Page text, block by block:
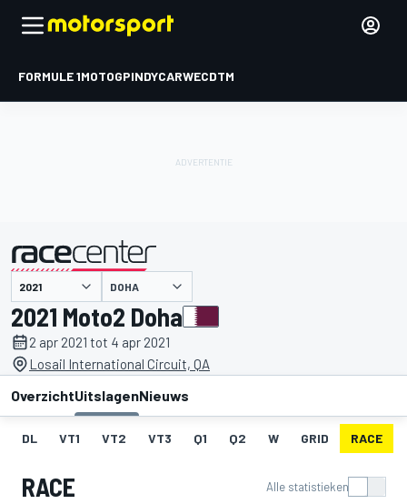
FORMULE 1MOTOGPINDYCARWECDTM
gepresenteerd door DOHA
2021 Moto2 Doha
2 apr 2021 tot 4 apr 2021
Losail International Circuit, QA
OverzichtUitslagenNieuws
DL VT1 VT2 VT3 Q1 Q2 W GRID RACE
RACE Alle statistieken